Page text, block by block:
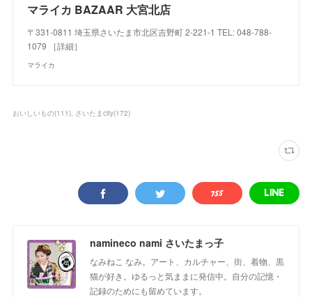
マライカ BAZAAR 大宮北店
〒331-0811 埼玉県さいたま市北区吉野町 2-221-1 TEL: 048-788-
1079 ［詳細］
マライカ
おいしいもの(111) さいたまcity(172)
namineco nami さいたまっ子
なみねこ なみ。アート、カルチャー、街、着物、黒
猫が好き。ゆるっと気ままに発信中。自分の記憶・
記録のためにも留めています。